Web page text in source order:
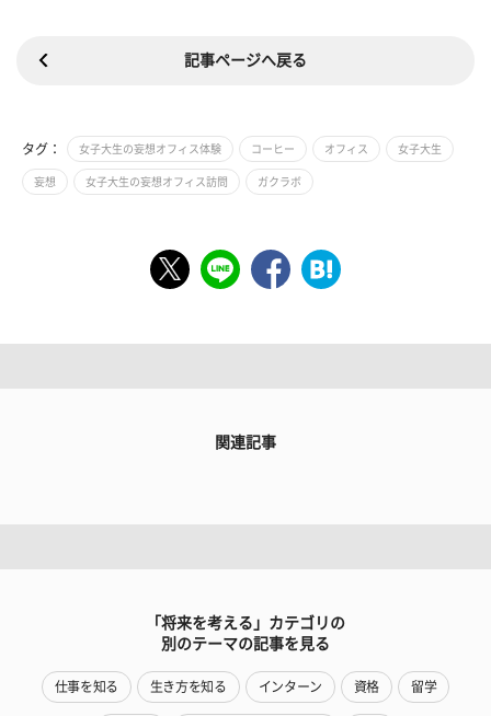
記事ページへ戻る
タグ： 女子大生の妄想オフィス体験 コーヒー オフィス 女子大生
妄想 女子大生の妄想オフィス訪問 ガクラボ
関連記事
「将来を考える」カテゴリの
別のテーマの記事を見る
仕事を知る 生き方を知る インターン 資格 留学